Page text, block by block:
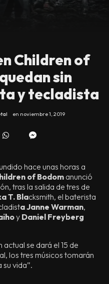
Children of
sin
y tecladista
en noviembre 1, 2019
hace unas horas a
of Bodomanunció
tras la salida de tres de
T. Blacksmith, el baterista
a Janne Warman,
y Daniel Freyberg
se dará el 15 de
los tres músicos tomarán
vida”.